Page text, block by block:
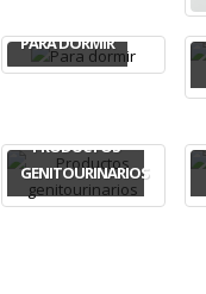
PARA DORMIR
PRODUCTOS
GENITOURINARIOS